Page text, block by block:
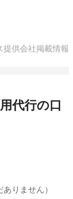
供会社掲載情報
代行の口
りません）